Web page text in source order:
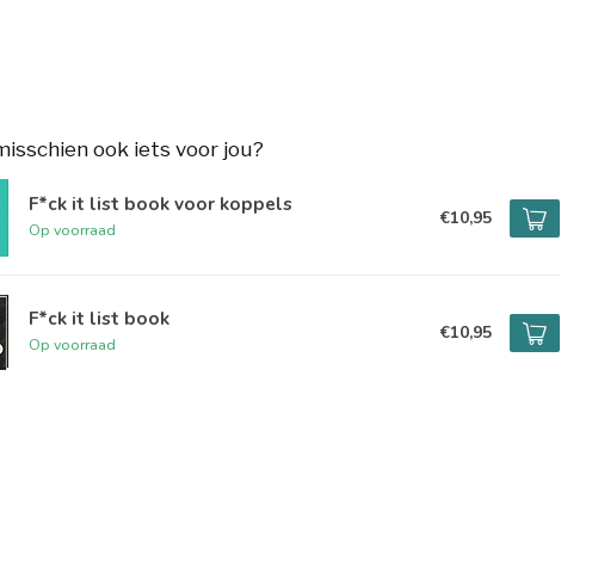
ook iets voor jou?
F*ck it list book voor koppels
Op voorraad
€10,95
F*ck it list book
Op voorraad
€10,95